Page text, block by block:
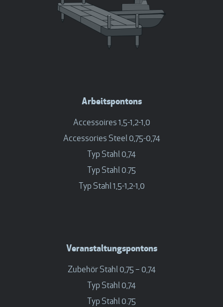
Arbeitspontons
Accessoires 1,5-1,2-1,0
Accessories Steel 0,75-0,74
Typ Stahl 0,74
Typ Stahl 0.75
Typ Stahl 1,5-1,2-1,0
Veranstaltungspontons
Zubehör Stahl 0,75 – 0,74
Typ Stahl 0,74
Typ Stahl 0.75